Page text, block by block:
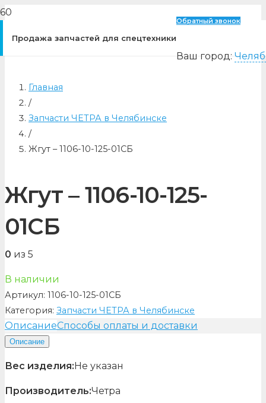
Продажа запчастей для спецтехники
Обратный звонок
Ваш город:
Главная
/
Запчасти ЧЕТРА в Челябинске
/
Жгут – 1106-10-125-01СБ
Жгут – 1106-10-125-
01СБ
0 из 5
В наличии
Артикул: 1106-10-125-01СБ
Категория: Запчасти ЧЕТРА в Челябинске
ОписаниеСпособы оплаты и доставки
Описание
Вес изделия:Не указан
Производитель:Четра